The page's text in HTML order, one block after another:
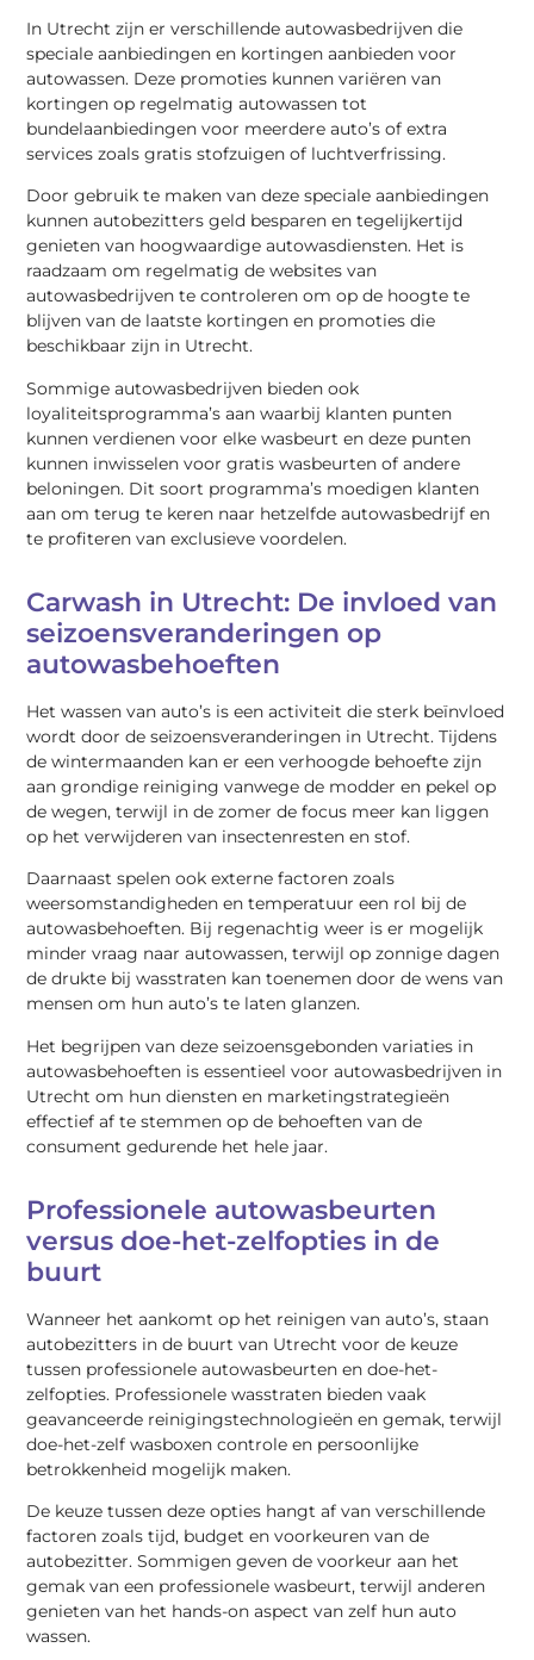
In Utrecht zijn er verschillende autowasbedrijven die
speciale aanbiedingen en kortingen aanbieden voor
autowassen. Deze promoties kunnen variëren van
kortingen op regelmatig autowassen tot
bundelaanbiedingen voor meerdere auto’s of extra
services zoals gratis stofzuigen of luchtverfrissing.
Door gebruik te maken van deze speciale aanbiedingen
kunnen autobezitters geld besparen en tegelijkertijd
genieten van hoogwaardige autowasdiensten. Het is
raadzaam om regelmatig de websites van
autowasbedrijven te controleren om op de hoogte te
blijven van de laatste kortingen en promoties die
beschikbaar zijn in Utrecht.
Sommige autowasbedrijven bieden ook
loyaliteitsprogramma’s aan waarbij klanten punten
kunnen verdienen voor elke wasbeurt en deze punten
kunnen inwisselen voor gratis wasbeurten of andere
beloningen. Dit soort programma’s moedigen klanten
aan om terug te keren naar hetzelfde autowasbedrijf en
te profiteren van exclusieve voordelen.
Carwash in Utrecht: De invloed van
seizoensveranderingen op
autowasbehoeften
Het wassen van auto’s is een activiteit die sterk beïnvloed
wordt door de seizoensveranderingen in Utrecht. Tijdens
de wintermaanden kan er een verhoogde behoefte zijn
aan grondige reiniging vanwege de modder en pekel op
de wegen, terwijl in de zomer de focus meer kan liggen
op het verwijderen van insectenresten en stof.
Daarnaast spelen ook externe factoren zoals
weersomstandigheden en temperatuur een rol bij de
autowasbehoeften. Bij regenachtig weer is er mogelijk
minder vraag naar autowassen, terwijl op zonnige dagen
de drukte bij wasstraten kan toenemen door de wens van
mensen om hun auto’s te laten glanzen.
Het begrijpen van deze seizoensgebonden variaties in
autowasbehoeften is essentieel voor autowasbedrijven in
Utrecht om hun diensten en marketingstrategieën
effectief af te stemmen op de behoeften van de
consument gedurende het hele jaar.
Professionele autowasbeurten
versus doe-het-zelfopties in de
buurt
Wanneer het aankomt op het reinigen van auto’s, staan
autobezitters in de buurt van Utrecht voor de keuze
tussen professionele autowasbeurten en doe-het-
zelfopties. Professionele wasstraten bieden vaak
geavanceerde reinigingstechnologieën en gemak, terwijl
doe-het-zelf wasboxen controle en persoonlijke
betrokkenheid mogelijk maken.
De keuze tussen deze opties hangt af van verschillende
factoren zoals tijd, budget en voorkeuren van de
autobezitter. Sommigen geven de voorkeur aan het
gemak van een professionele wasbeurt, terwijl anderen
genieten van het hands-on aspect van zelf hun auto
wassen.